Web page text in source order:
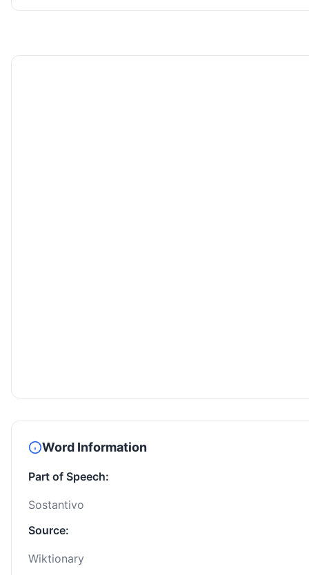
Word Information
Part of Speech:
Sostantivo
Source:
Wiktionary